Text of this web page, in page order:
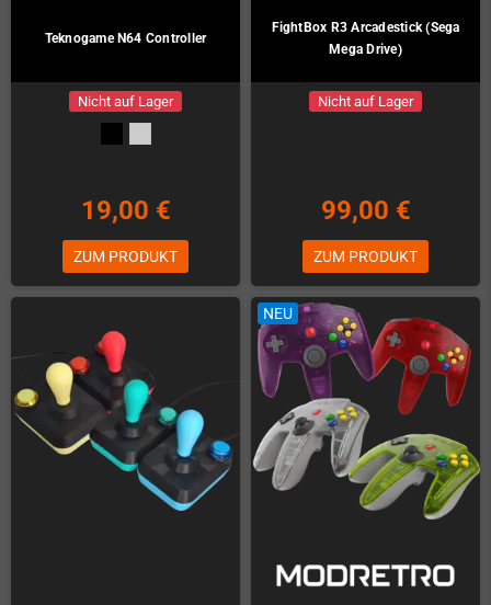
Teknogame N64 Controller
Nicht auf Lager
19,00 €
ZUM PRODUKT
FightBox R3 Arcadestick (Sega
Mega Drive)
Nicht auf Lager
99,00 €
ZUM PRODUKT
NEU